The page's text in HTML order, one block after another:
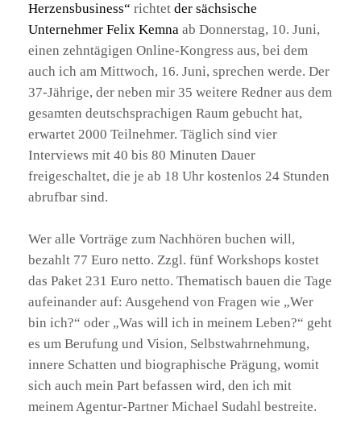
Herzensbusiness“ richtet der sächsische
Unternehmer Felix Kemna ab Donnerstag, 10. Juni,
einen zehntägigen Online-Kongress aus, bei dem
auch ich am Mittwoch, 16. Juni, sprechen werde. Der
37-Jährige, der neben mir 35 weitere Redner aus dem
gesamten deutschsprachigen Raum gebucht hat,
erwartet 2000 Teilnehmer. Täglich sind vier
Interviews mit 40 bis 80 Minuten Dauer
freigeschaltet, die je ab 18 Uhr kostenlos 24 Stunden
abrufbar sind.
Wer alle Vorträge zum Nachhören buchen will,
bezahlt 77 Euro netto. Zzgl. fünf Workshops kostet
das Paket 231 Euro netto. Thematisch bauen die Tage
aufeinander auf: Ausgehend von Fragen wie „Wer
bin ich?“ oder „Was will ich in meinem Leben?“ geht
es um Berufung und Vision, Selbstwahrnehmung,
innere Schatten und biographische Prägung, womit
sich auch mein Part befassen wird, den ich mit
meinem Agentur-Partner Michael Sudahl bestreite.